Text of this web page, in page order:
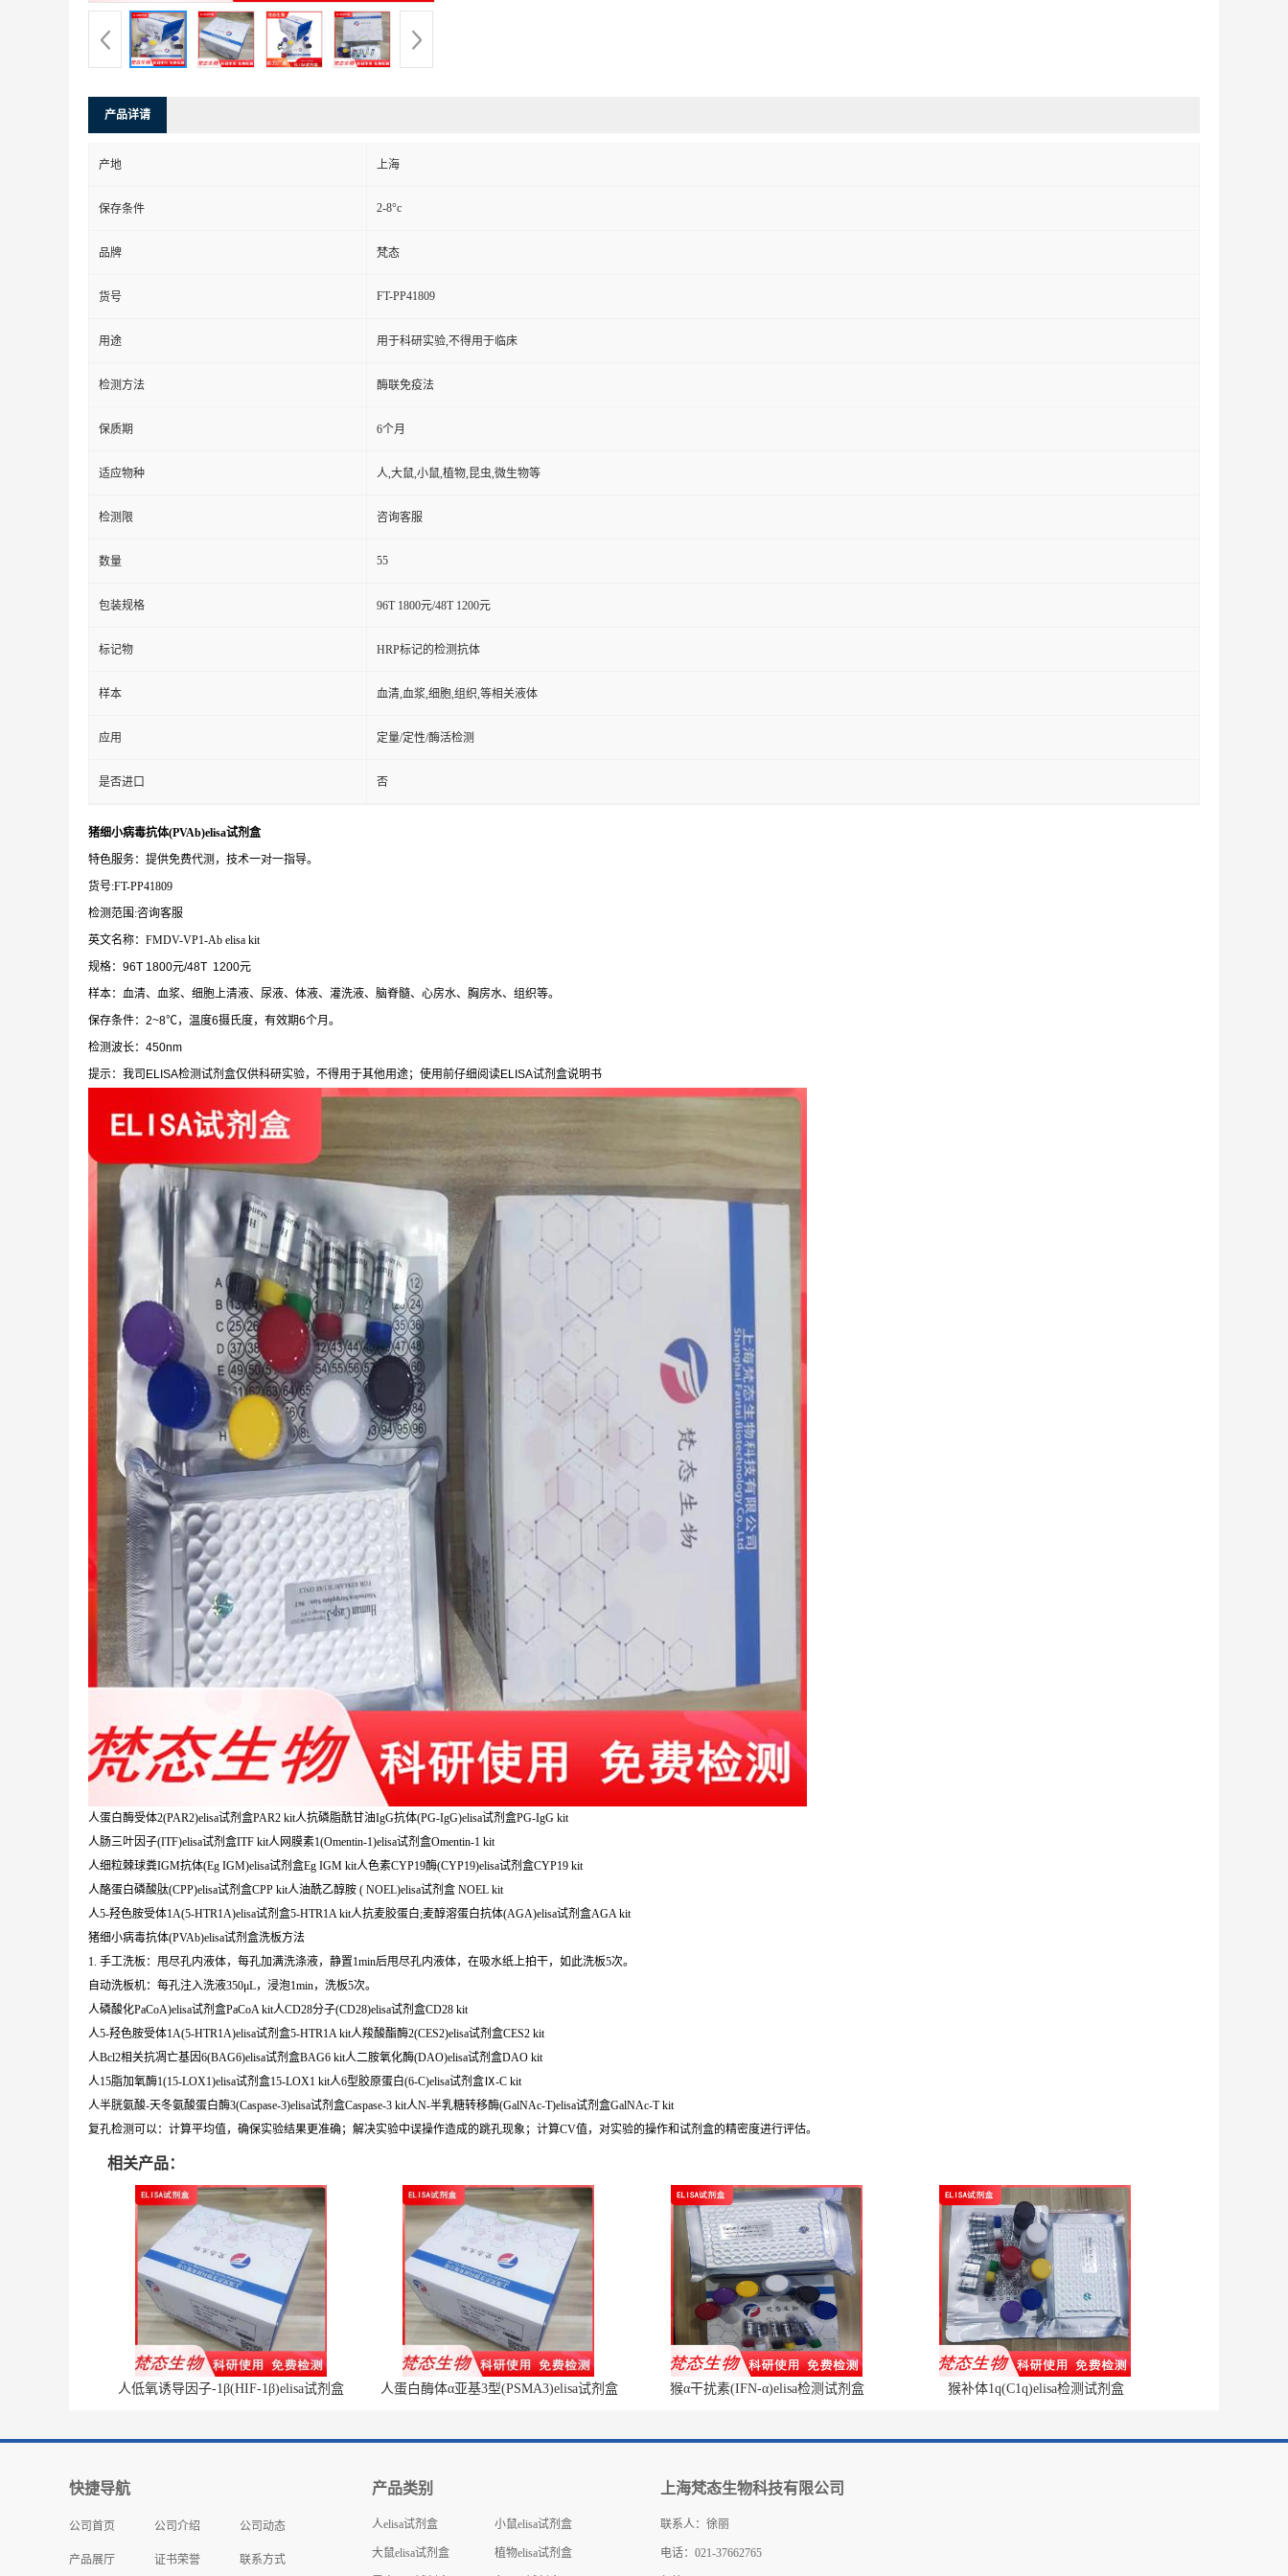
产品详请
产地 上海
保存条件 2-8°c
品牌 梵态
货号 FT-PP41809
用途 用于科研实验,不得用于临床
检测方法 酶联免疫法
保质期 6个月
适应物种 人,大鼠,小鼠,植物,昆虫,微生物等
检测限 咨询客服
数量 55
包装规格 96T 1800元/48T 1200元
标记物 HRP标记的检测抗体
样本 血清,血浆,细胞,组织,等相关液体
应用 定量/定性/酶活检测
是否进口 否
猪细小病毒抗体(PVAb)elisa试剂盒
特色服务：提供免费代测，技术一对一指导。
货号:FT-PP41809
检测范围:咨询客服
英文名称：FMDV-VP1-Ab elisa kit
规格：96T 1800元/48T 1200元
样本：血清、血浆、细胞上清液、尿液、体液、灌洗液、脑脊髓、心房水、胸房水、组织等。
保存条件：2~8℃，温度6摄氏度，有效期6个月。
检测波长：450nm
提示：我司ELISA检测试剂盒仅供科研实验，不得用于其他用途；使用前仔细阅读ELISA试剂盒说明书
人蛋白酶受体2(PAR2)elisa试剂盒PAR2 kit人抗磷脂酰甘油IgG抗体(PG-IgG)elisa试剂盒PG-IgG kit
人肠三叶因子(ITF)elisa试剂盒ITF kit人网膜素1(Omentin-1)elisa试剂盒Omentin-1 kit
人细粒棘球粪IGM抗体(Eg IGM)elisa试剂盒Eg IGM kit人色素CYP19酶(CYP19)elisa试剂盒CYP19 kit
人酪蛋白磷酸肽(CPP)elisa试剂盒CPP kit人油酰乙醇胺 ( NOEL)elisa试剂盒 NOEL kit
人5-羟色胺受体1A(5-HTR1A)elisa试剂盒5-HTR1A kit人抗麦胶蛋白;麦醇溶蛋白抗体(AGA)elisa试剂盒AGA kit
猪细小病毒抗体(PVAb)elisa试剂盒洗板方法
1. 手工洗板：甩尽孔内液体，每孔加满洗涤液，静置1min后甩尽孔内液体，在吸水纸上拍干，如此洗板5次。
自动洗板机：每孔注入洗液350μL，浸泡1min，洗板5次。
人磷酸化PaCoA)elisa试剂盒PaCoA kit人CD28分子(CD28)elisa试剂盒CD28 kit
人5-羟色胺受体1A(5-HTR1A)elisa试剂盒5-HTR1A kit人羧酸酯酶2(CES2)elisa试剂盒CES2 kit
人Bcl2相关抗凋亡基因6(BAG6)elisa试剂盒BAG6 kit人二胺氧化酶(DAO)elisa试剂盒DAO kit
人15脂加氧酶1(15-LOX1)elisa试剂盒15-LOX1 kit人6型胶原蛋白(6-C)elisa试剂盒Ⅸ-C kit
人半胱氨酸-天冬氨酸蛋白酶3(Caspase-3)elisa试剂盒Caspase-3 kit人N-半乳糖转移酶(GalNAc-T)elisa试剂盒GalNAc-T kit
复孔检测可以：计算平均值，确保实验结果更准确；解决实验中误操作造成的跳孔现象；计算CV值，对实验的操作和试剂盒的精密度进行评估。
相关产品：
人低氧诱导因子-1β(HIF-1β)elisa试剂盒 人蛋白酶体α亚基3型(PSMA3)elisa试剂盒 猴α干扰素(IFN-α)elisa检测试剂盒 猴补体1q(C1q)elisa检测试剂盒
快捷导航
公司首页 公司介绍 公司动态
产品展厅 证书荣誉 联系方式
产品类别
人elisa试剂盒 小鼠elisa试剂盒
大鼠elisa试剂盒 植物elisa试剂盒
上海梵态生物科技有限公司
联系人：徐丽
电话：021-37662765